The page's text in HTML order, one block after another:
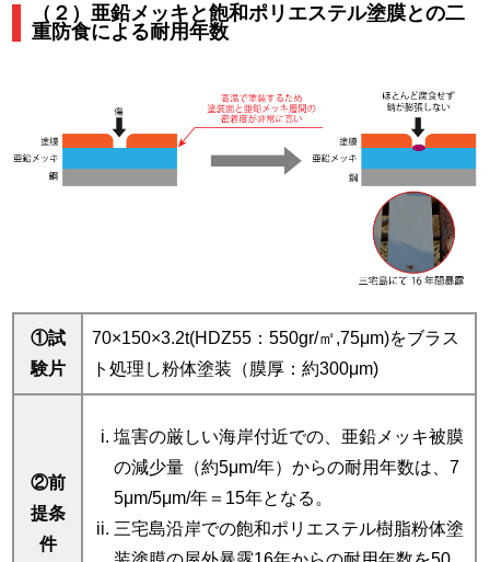
（２）亜鉛メッキと飽和ポリエステル塗膜との二
重防食による耐用年数
①試
験片
70×150×3.2t(HDZ55：550gr/㎡,75μm)をブラス
ト処理し粉体塗装（膜厚：約300μm)
②前
提条
件
塩害の厳しい海岸付近での、亜鉛メッキ被膜
の減少量（約5μm/年）からの耐用年数は、7
5μm/5μm/年＝15年となる。
三宅島沿岸での飽和ポリエステル樹脂粉体塗